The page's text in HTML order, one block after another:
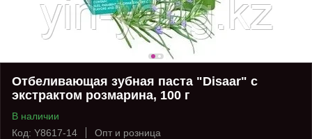
Отбеливающая зубная паста "Disaar" с
экстрактом розмарина, 100 г
В наличии
Код: Y8617-14
Опт и розница